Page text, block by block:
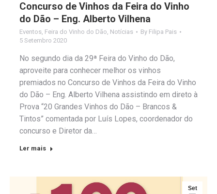
Concurso de Vinhos da Feira do Vinho
do Dão – Eng. Alberto Vilhena
Eventos, Feira do Vinho do Dão, Notícias By Filipa Pais
5 Setembro 2020
No segundo dia da 29ª Feira do Vinho do Dão,
aproveite para conhecer melhor os vinhos
premiados no Concurso de Vinhos da Feira do Vinho
do Dão – Eng. Alberto Vilhena assistindo em direto à
Prova “20 Grandes Vinhos do Dão – Brancos &
Tintos” comentada por Luís Lopes, coordenador do
concurso e Diretor da…
Ler mais
Set